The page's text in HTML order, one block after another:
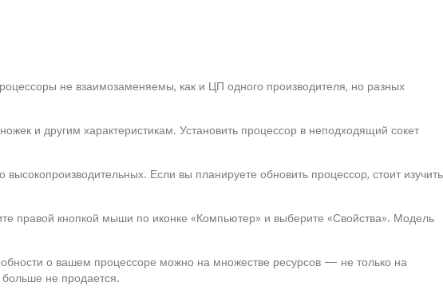
не взаимозаменяемы, как и ЦП одного производителя, но разных
и другим характеристикам. Установить процессор в неподходящий сокет
Если вы планируете обновить процессор, стоит изучить
правой кнопкой мыши по иконке «Компьютер» и выберите «Свойства». Модель
о вашем процессоре можно на множестве ресурсов — не только на
не продается.